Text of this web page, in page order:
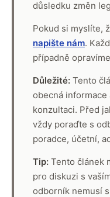
důsledku změn
Pokud si myslíte,
napište nám.
případně
Důležité: Tento
obecná informace
konzultaci. Před
vždy poraďte s
poradce, účetní,
Tip: Tento článek
pro diskuzi s
odborník nemusí